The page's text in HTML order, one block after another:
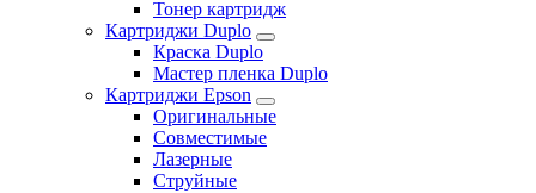
Тонер картридж
Картриджи Duplo
Краска Duplo
Мастер пленка Duplo
Картриджи Epson
Оригинальные
Совместимые
Лазерные
Струйные